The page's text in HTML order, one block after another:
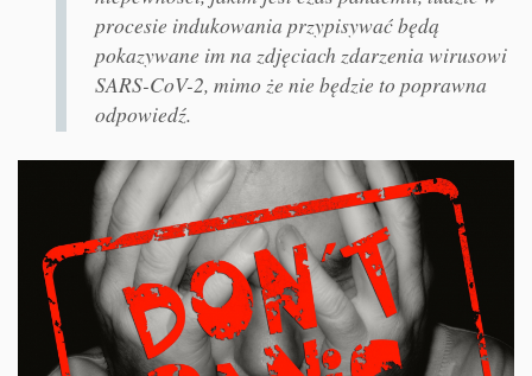
procesie indukowania przypisywać będą
pokazywane im na zdjęciach zdarzenia wirusowi
SARS-CoV-2, mimo że nie będzie to poprawna
odpowiedź.